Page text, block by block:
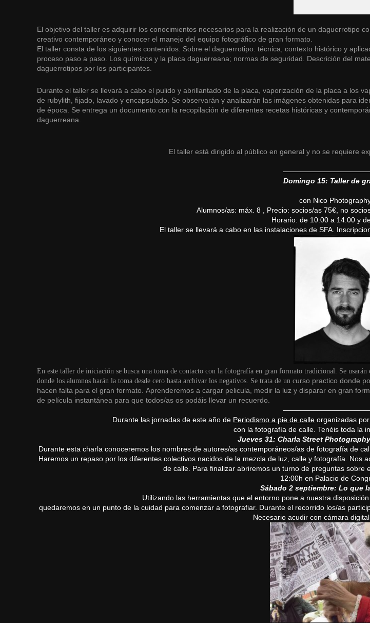
El objetivo del taller es adquirir los conocimientos necesarios para la realización de un daguerrotipo
creativo contemporáneo y conocer el manejo del equipo fotográfico de gran formato.
El taller consta de los siguientes contenidos: Sobre el daguerrotipo: técnica, contexto histórico y
proceso paso a paso. Los químicos y la placa daguerreana; normas de seguridad. Descrición del
daguerrotipos por los participantes.
Durante el taller se llevará a cabo el pulido y abrillantado de la placa, vaporización de la placa a los
de rubylith, fijado, lavado y encapsulado. Se observarán y analizarán las imágenes obtenidas para
de época. Se entrega un documento con la recopilación de diferentes recetas históricas y
daguerreana.
El taller está dirigido al público en general y no se requiere
——————————
Domingo 15: Taller de
con Nico
Alumnos/as: máx. 8 , Precio: socios/as 75€, no
Horario: de 10:00 a 14:00 y
El taller se llevará a cabo en las instalaciones de SFA.
En este taller de iniciación se busca una toma de contacto con la fotografía en gran formato tradicional. Se
donde los alumnos harán la toma desde cero hasta archivar los negativos. Se trata de un curso practico donde
hacen falta para el gran formato. Aprenderemos a cargar pelicula, medir la luz y disparar en gran
de película instantánea para que todos/as os podáis llevar un recuerdo.
——————————
Durante las jornadas de este año de Periodismo a pie de calle organizadas
con la fotografía de calle. Tenéis toda la
Jueves 31: Charla Street
Durante esta charla conoceremos los nombres de autores/as contemporáneos/as de fotografía de
Haremos un repaso por los diferentes colectivos nacidos de la mezcla de luz, calle y fotografía. Nos
de calle. Para finalizar abriremos un turno de preguntas sobre
12:00h en Palacio de
Sábado 2 septiembre: Lo que
Utilizando las herramientas que el entorno pone a nuestra
quedaremos en un punto de la cuidad para comenzar a fotografiar. Durante el recorrido los/as
Necesario acudir con cámara